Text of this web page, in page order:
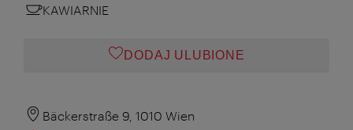
KAWIARNIE
DODAJ ULUBIONE
Bäckerstraße 9, 1010 Wien